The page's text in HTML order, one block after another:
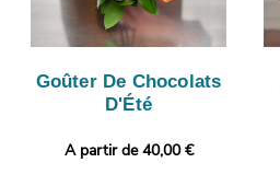
Goûter De Chocolats
D'Été
A partir de 40,00 €